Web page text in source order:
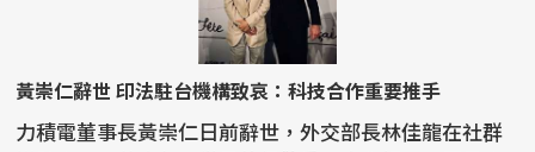
黃崇仁辭世 印法駐台機構致哀：科技合作重要推手
力積電董事長黃崇仁日前辭世，外交部長林佳龍在社群